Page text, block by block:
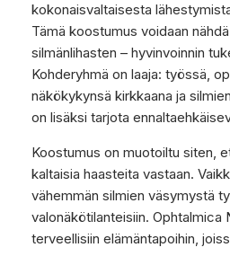
kokonaisvaltaisesta
Tämä koostumus voidaan
silmänlihasten – hyvinvoinnin
Kohderyhmä on laaja: työssä,
näkökykynsä kirkkaana ja
on lisäksi tarjota
Koostumus on muotoiltu siten,
kaltaisia haasteita vastaan.
vähemmän silmien väsymystä
valonäkötilanteisiin.
terveellisiin elämäntapoihin,